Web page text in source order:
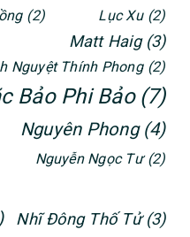
(2) Lục Xu (2)
Matt Haig (3)
Nguyệt Thính Phong (2)
Bảo Phi Bảo (7)
Nguyên Phong (4)
Nguyễn Ngọc Tư (2)
Nhĩ Đông Thố Tử (3)